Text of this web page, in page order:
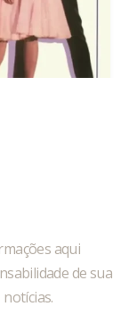
aqui
de sua